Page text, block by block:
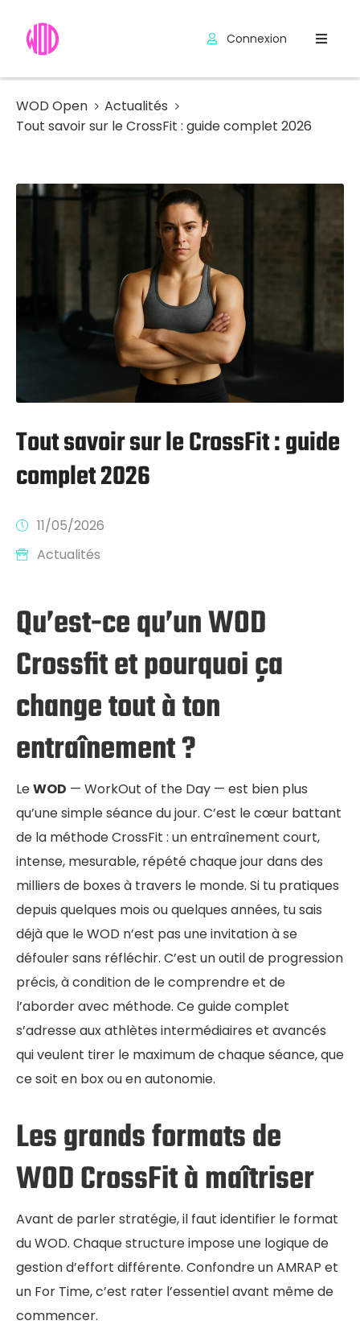
Hyrox
Promo
Connexion
WOD Open
Actualités
Tout savoir sur le CrossFit : guide complet 2026
Tout savoir sur le CrossFit : guide
complet 2026
11/05/2026
Actualités
Qu’est-ce qu’un WOD
Crossfit et pourquoi ça
change tout à ton
entraînement ?
LeWOD — WorkOut of the Day — est bien plus
qu’une simple séance du jour. C’est le cœur battant
de la méthode CrossFit : un entraînement court,
intense, mesurable, répété chaque jour dans des
milliers de boxes à travers le monde. Si tu pratiques
depuis quelques mois ou quelques années, tu sais
déjà que le WOD n’est pas une invitation à se
défouler sans réfléchir. C’est un outil de progression
précis, à condition de le comprendre et de
l’aborder avec méthode. Ce guide complet
s’adresse aux athlètes intermédiaires et avancés
qui veulent tirer le maximum de chaque séance, que
ce soit en box ou en autonomie.
Les grands formats de
WOD CrossFit à maîtriser
Avant de parler stratégie, il faut identifier le format
du WOD. Chaque structure impose une logique de
gestion d’effort différente. Confondre un AMRAP et
un For Time, c’est rater l’essentiel avant même de
commencer.